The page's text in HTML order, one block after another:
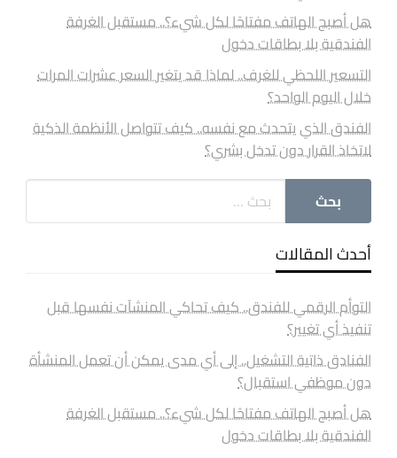
هل أصبح الهاتف مفتاحًا لكل شيء؟.. مستقبل الغرفة
الفندقية بلا بطاقات دخول
التسعير اللحظي للغرف.. لماذا قد يتغير السعر عشرات المرات
خلال اليوم الواحد؟
الفندق الذي يتحدث مع نفسه.. كيف تتواصل الأنظمة الذكية
لاتخاذ القرار دون تدخل بشري؟
أحدث المقالات
التوأم الرقمي للفندق.. كيف تحاكي المنشآت نفسها قبل
تنفيذ أي تغيير؟
الفنادق ذاتية التشغيل.. إلى أي مدى يمكن أن تعمل المنشأة
دون موظفي استقبال؟
هل أصبح الهاتف مفتاحًا لكل شيء؟.. مستقبل الغرفة
الفندقية بلا بطاقات دخول